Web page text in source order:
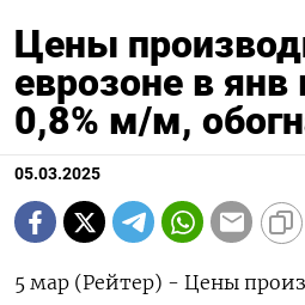
Цены
еврозоне в
0,8% м/м,
05.03.2025
5 мар (Рейтер) - Цены